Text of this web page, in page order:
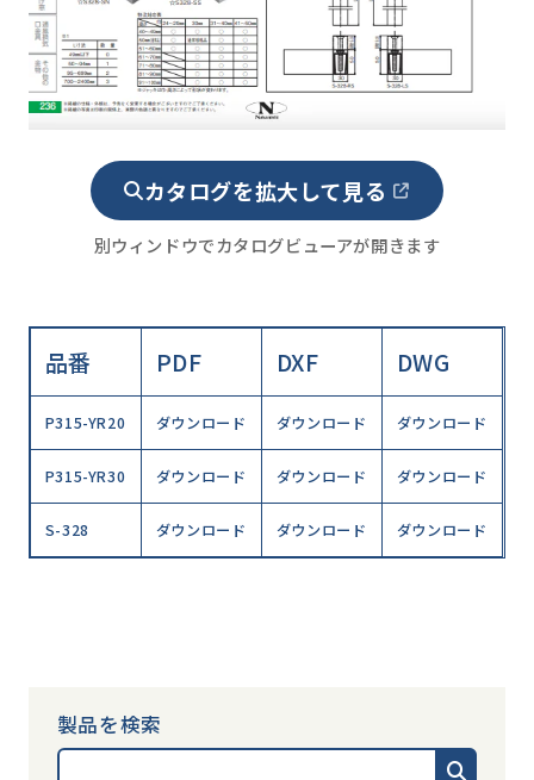
カタログを拡大して見る
別ウィンドウでカタログビューアが開きます
品番 PDF DXF DWG
P315-YR20 ダウンロード ダウンロード ダウンロード
P315-YR30 ダウンロード ダウンロード ダウンロード
S-328 ダウンロード ダウンロード ダウンロード
製品を検索